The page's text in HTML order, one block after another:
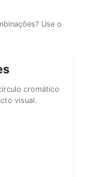
Use o
cromático
visual.